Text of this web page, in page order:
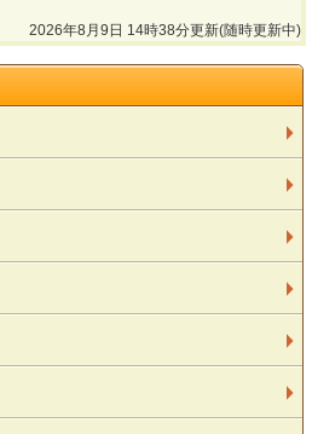
2026年8月9日 14時38分更新(随時更新中)